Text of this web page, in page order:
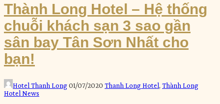
Thành Long Hotel – Hệ thống
chuỗi khách sạn 3 sao gần
sân bay Tân Sơn Nhất cho
bạn!
Hotel Thanh Long01/07/2020 Thanh Long Hotel, Thành Long
Hotel News